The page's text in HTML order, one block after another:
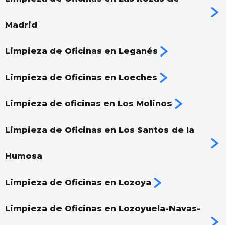
Madrid
Limpieza de Oficinas en Leganés
Limpieza de Oficinas en Loeches
Limpieza de oficinas en Los Molinos
Limpieza de Oficinas en Los Santos de la
Humosa
Limpieza de Oficinas en Lozoya
Limpieza de Oficinas en Lozoyuela-Navas-